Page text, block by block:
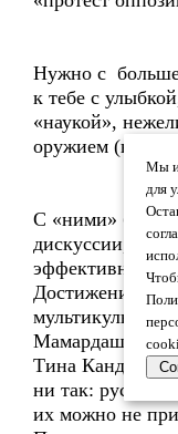
Нужно с больше
к тебе с
«наукой»,
оружием (не о
С «ними»
дискуссии, надо
эффективной
Достижения
Мамардашвили,
Тина
ни так:
их можно не
Мы
для